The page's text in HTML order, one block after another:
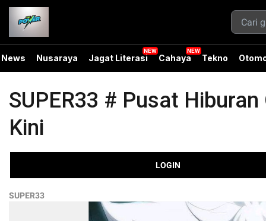
News Nusaraya Jagat Literasi Cahaya Tekno
SUPER33 # Pusat
Kini
LOGIN
SUPER33